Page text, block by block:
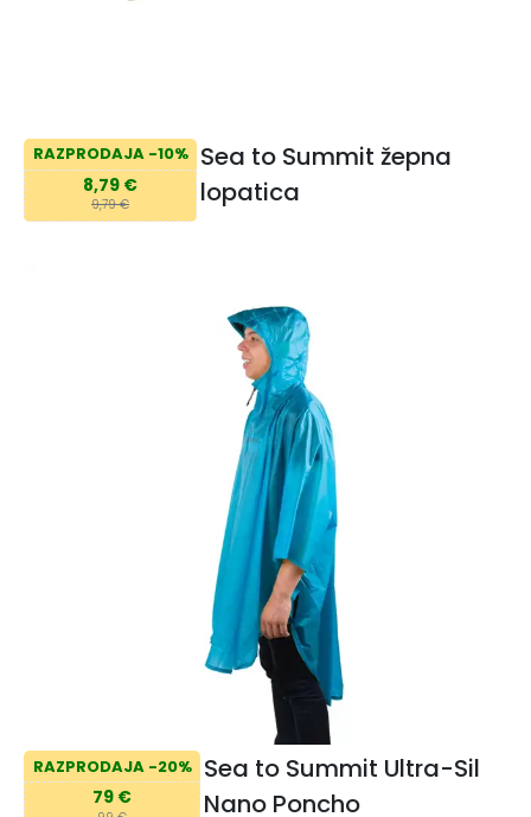
RAZPRODAJA -10%
8,79 €
9,79 €
Sea to Summit žepna
lopatica
RAZPRODAJA -20%
79 €
Sea to Summit Ultra-Sil
Nano Poncho